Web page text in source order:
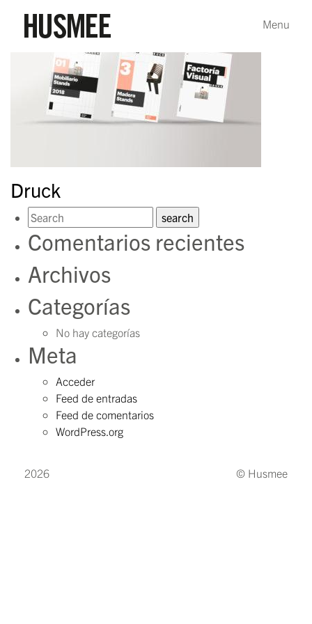
Druck
Comentarios recientes
Archivos
Categorías
No hay categorías
Meta
Acceder
Feed de entradas
Feed de comentarios
WordPress.org
2026 © Husmee